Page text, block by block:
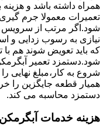
همراه داشته باشد و
تعمیرات معمولا جرم
شود.اگر مرتب از سرویس
نیازی به رسوب زدایی و
که باید تعویض شوند هم
شود.دستمزد تعمیر
شروع به کار،مبلغ نهایی
همیار قطعه جایگزین را
دستمزد محاسبه می کند.
هزینه خدمات آبگرمکن